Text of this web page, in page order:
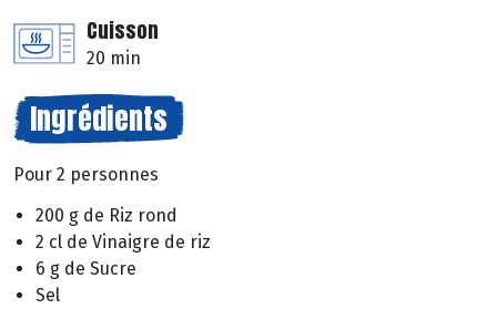
Cuisson
20 min
Ingrédients
Pour 2 personnes
200 g de Riz rond
2 cl de Vinaigre de riz
6 g de Sucre
Sel